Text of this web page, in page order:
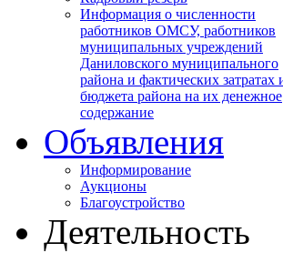
Информация о численности
работников ОМСУ, работников
муниципальных учреждений
Даниловского муниципального
района и фактических затратах
бюджета района на их денежное
содержание
Объявления
Информирование
Аукционы
Благоустройство
Деятельность